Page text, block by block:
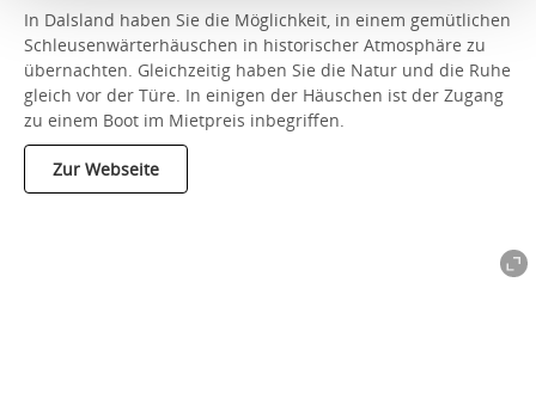
In Dalsland haben Sie die Möglichkeit, in einem gemütlichen
Schleusenwärterhäuschen in historischer Atmosphäre zu
übernachten. Gleichzeitig haben Sie die Natur und die Ruhe
gleich vor der Türe. In einigen der Häuschen ist der Zugang
zu einem Boot im Mietpreis inbegriffen.
Zur Webseite